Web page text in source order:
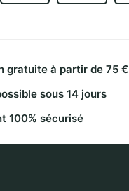
gratuite à partir de 75 €
sous 14 jours
100% sécurisé